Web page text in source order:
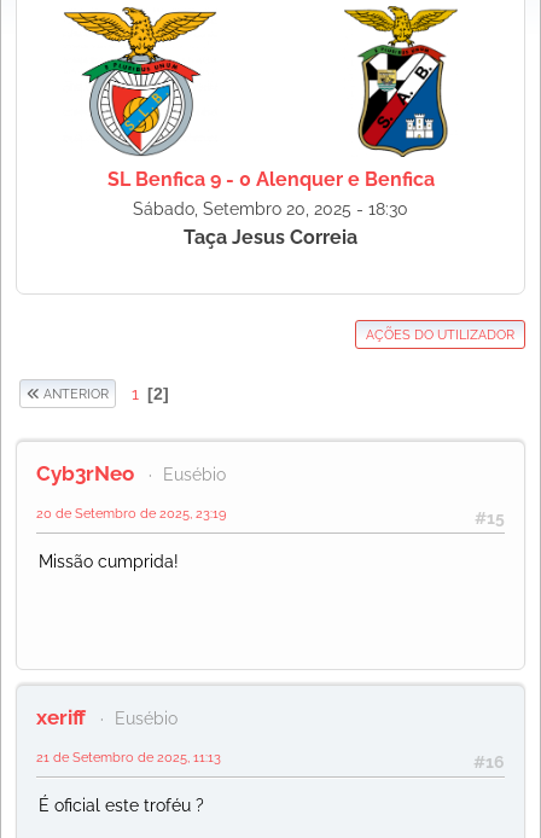
SL Benfica 9 - 0 Alenquer e Benfica
Sábado, Setembro 20, 2025 - 18:30
Taça Jesus Correia
AÇÕES DO UTILIZADOR
ANTERIOR 1 2
Cyb3rNeo Eusébio
#15
20 de Setembro de 2025, 23:19
Missão cumprida!
xeriff Eusébio
#16
21 de Setembro de 2025, 11:13
É oficial este troféu ?